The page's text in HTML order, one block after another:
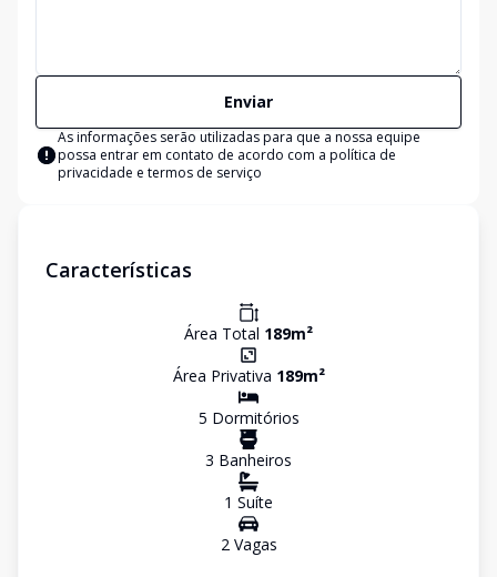
Enviar
As informações serão utilizadas para que a nossa equipe
possa entrar em contato de acordo com a política de
privacidade e termos de serviço
Características
Área Total 189m²
Área Privativa 189m²
5 Dormitórios
3 Banheiros
1 Suíte
2Vagas